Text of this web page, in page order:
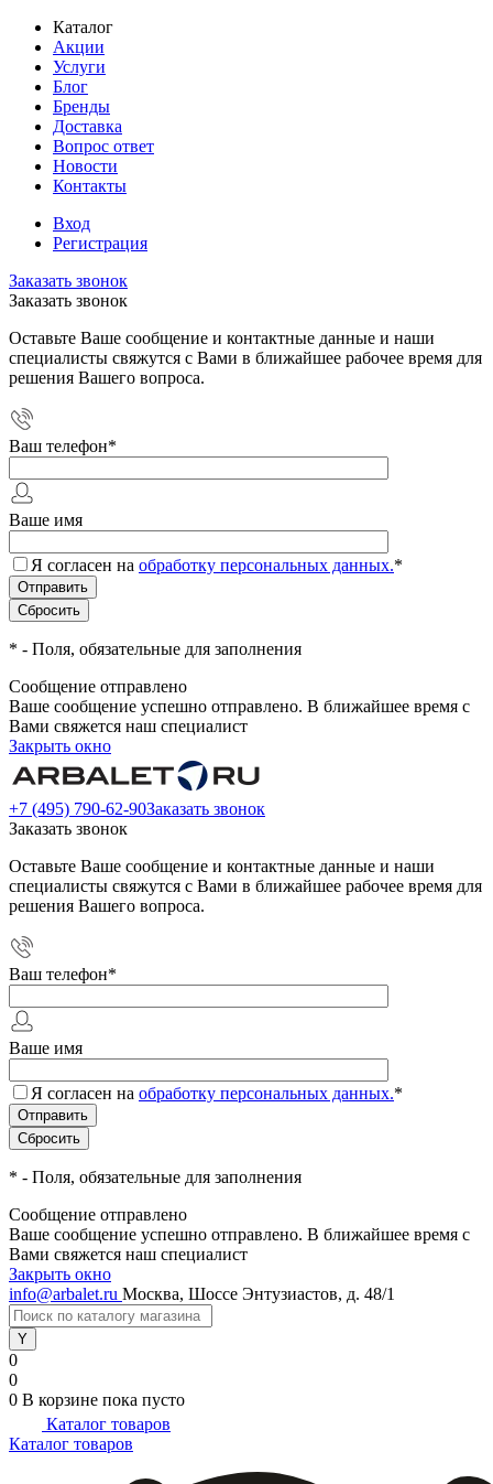
Каталог
Акции
Услуги
Блог
Бренды
Доставка
Вопрос ответ
Новости
Контакты
Вход
Регистрация
Заказать звонок
Заказать звонок
Оставьте Ваше сообщение и контактные данные и наши
специалисты свяжутся с Вами в ближайшее рабочее время для
решения Вашего вопроса.
Ваш телефон*
Ваше имя
Я согласен на обработку персональных данных.*
* - Поля, обязательные для заполнения
Сообщение отправлено
Ваше сообщение успешно отправлено. В ближайшее время с
Вами свяжется наш специалист
Закрыть окно
+7 (495) 790-62-90Заказать звонок
Заказать звонок
Оставьте Ваше сообщение и контактные данные и наши
специалисты свяжутся с Вами в ближайшее рабочее время для
решения Вашего вопроса.
Ваш телефон*
Ваше имя
Я согласен на обработку персональных данных.*
* - Поля, обязательные для заполнения
Сообщение отправлено
Ваше сообщение успешно отправлено. В ближайшее время с
Вами свяжется наш специалист
Закрыть окно
info@arbalet.ru Москва, Шоссе Энтузиастов, д. 48/1
0
0
0 В корзине пока пусто
Каталог товаров
Каталог товаров